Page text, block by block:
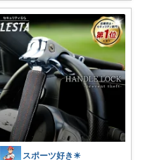
スポーツ好き☀